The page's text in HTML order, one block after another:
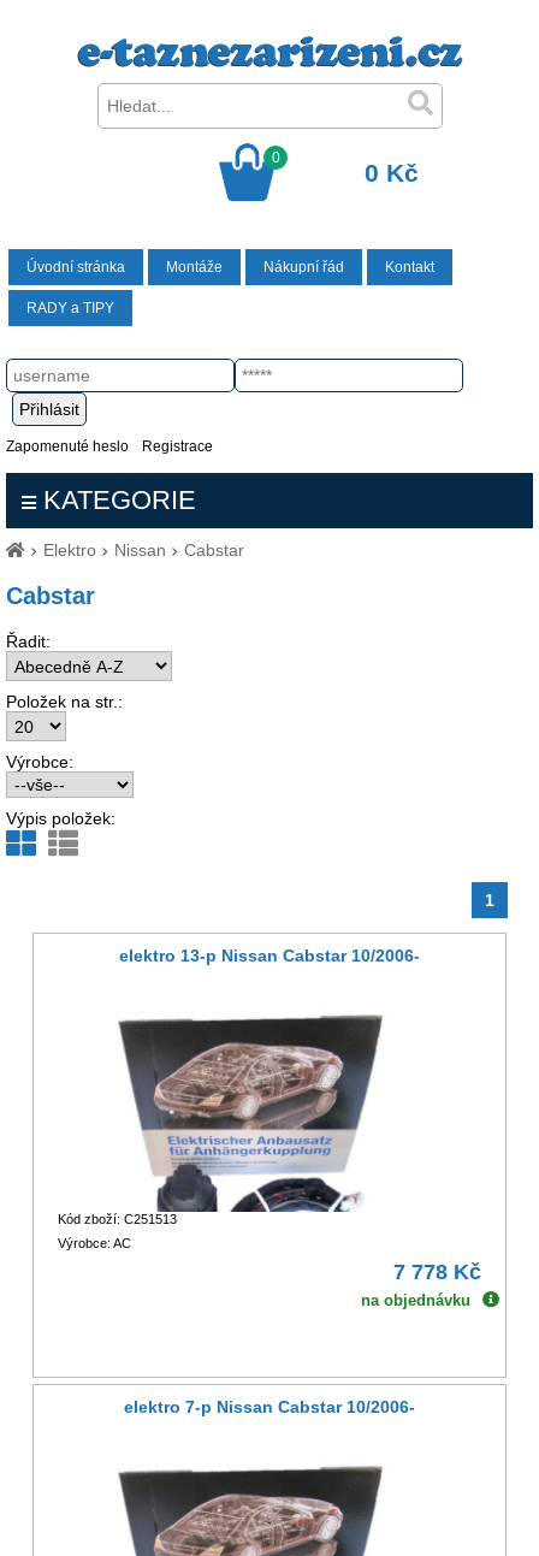
0
0 Kč
Úvodní stránka Montáže Nákupní řád Kontakt
RADY a TIPY
Zapomenuté heslo Registrace
KATEGORIE
Elektro Nissan Cabstar
Cabstar
Řadit:
Položek na str.:
Výrobce:
Výpis položek:
1
elektro 13-p Nissan Cabstar 10/2006-
Kód zboží: C251513
Výrobce: AC
7 778 Kč
na objednávku
elektro 7-p Nissan Cabstar 10/2006-